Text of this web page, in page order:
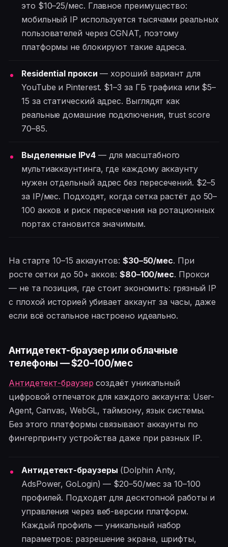
это $10–25/мес. Главное преимущество:
мобильный IP используется тысячами реальных
пользователей через CGNAT, поэтому
платформы не блокируют такие адреса.
Residential прокси — хороший вариант для
YouTube и Pinterest. $1–3 за ГБ трафика или $5–
15 за статический адрес. Выглядят как
реальные домашние подключения, trust score
70–85.
Выделенные IPv4— для масштабного
мультиаккаунтинга, где каждому аккаунту
нужен отдельный адрес без пересечений. $2–5
за IP/мес. Подходят, когда сетка растёт до 50–
100 акков и риск пересечения на ротационных
портах становится значимым.
На старте 10–15 аккаунтов: $30–50/мес. При
росте сетки до 50+ акков: $80–100/мес. Прокси
— не та позиция, где стоит экономить: грязный IP
с плохой историей убивает аккаунт за часы, даже
если всё остальное настроено идеально.
Антидетект-браузер или облачные
телефоны — $20–100/мес
Антидетект-браузер создаёт уникальный
цифровой отпечаток для каждого аккаунта: User-
Agent, Canvas, WebGL, таймзону, язык системы.
Без этого платформы связывают аккаунты по
фингерпринту устройства даже при разных IP.
Антидетект-браузеры (Dolphin Anty,
AdsPower, GoLogin) — $20–50/мес за 10–100
профилей. Подходят для десктопной работы и
управления через веб-версии платформ.
Каждый профиль — уникальный набор
параметров: разрешение экрана, шрифты,